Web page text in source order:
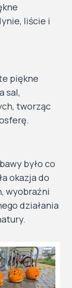
liście i
piękne
sal,
tworząc
było co
okazja do
wyobraźni
działania